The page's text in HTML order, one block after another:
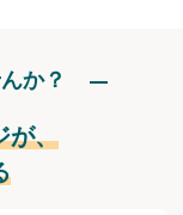
か？
が、